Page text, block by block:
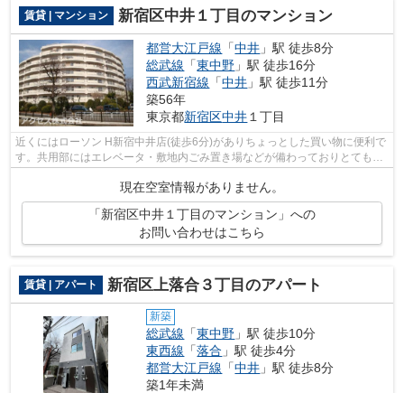
賃貸 | マンション 新宿区中井１丁目のマンション
都営大江戸線 「中井 」駅 徒歩8分
総武線 「東中野 」駅 徒歩16分
西武新宿線 「中井 」駅 徒歩11分
築56年
東京都新宿区中井１丁目
近くにはローソン H新宿中井店(徒歩6分)がありちょっとした買い物に便利で
す。共用部にはエレベータ・敷地内ごみ置き場などが備わっておりとても充
実しています。魅力的な駅近の物件で...
現在空室情報がありません。
「新宿区中井１丁目のマンション」への
お問い合わせはこちら
賃貸 | アパート 新宿区上落合３丁目のアパート
新築
総武線 「東中野 」駅 徒歩10分
東西線 「落合 」駅 徒歩4分
都営大江戸線 「中井 」駅 徒歩8分
築1年未満